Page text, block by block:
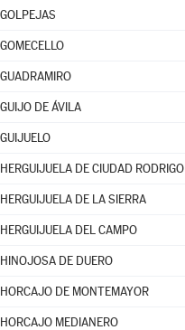
GOLPEJAS
GOMECELLO
GUADRAMIRO
GUIJO DE ÁVILA
GUIJUELO
HERGUIJUELA DE CIUDAD RODRIGO
HERGUIJUELA DE LA SIERRA
HERGUIJUELA DEL CAMPO
HINOJOSA DE DUERO
HORCAJO DE MONTEMAYOR
HORCAJO MEDIANERO